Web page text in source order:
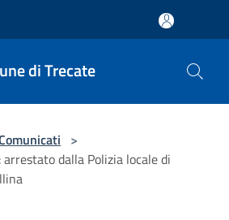
di Trecate
>
dalla Polizia locale di